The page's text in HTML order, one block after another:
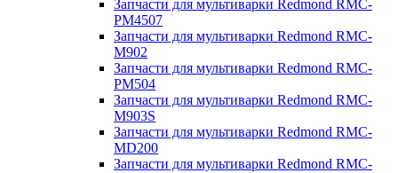
Запчасти для мультиварки Redmond RMC-
PM4507
Запчасти для мультиварки Redmond RMC-
M902
Запчасти для мультиварки Redmond RMC-
PM504
Запчасти для мультиварки Redmond RMC-
M903S
Запчасти для мультиварки Redmond RMC-
MD200
Запчасти для мультиварки Redmond RMC-